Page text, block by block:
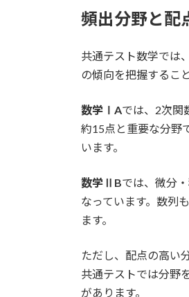
頻出分野と配
共通テスト数学では
の傾向を把握するこ
数学ⅠAでは、2次関
約15点と重要な分野
います。
数学ⅡBでは、微分
なっています。数列
ます。
ただし、配点の高い
共通テストでは分野
があります。